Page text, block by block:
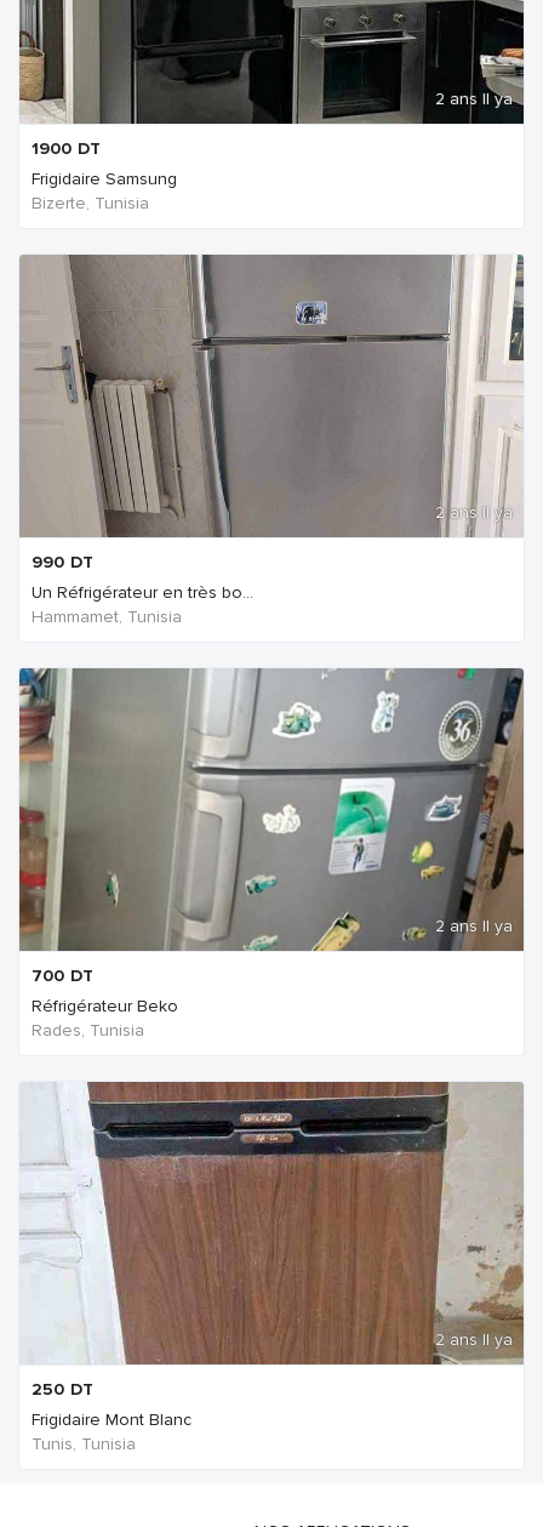
2 ans Il ya
1900 DT
Frigidaire Samsung
Bizerte, Tunisia
2 ans Il ya
990 DT
Un Réfrigérateur en très bo...
Hammamet, Tunisia
2 ans Il ya
700 DT
Réfrigérateur Beko
Rades, Tunisia
2 ans Il ya
250 DT
Frigidaire Mont Blanc
Tunis, Tunisia